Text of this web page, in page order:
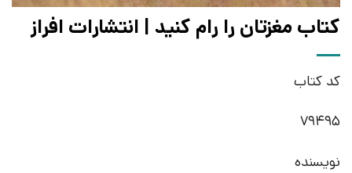
کتاب مغزتان را رام کنید | انتشارات افراز
کد کتاب
79495
نویسنده